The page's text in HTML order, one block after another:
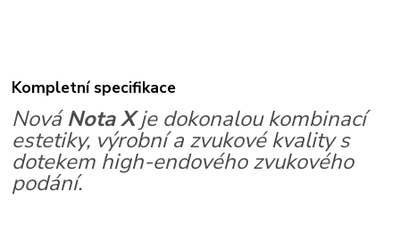
Kompletní specifikace
NováNota Xje dokonalou kombinací
estetiky, výrobní a zvukové kvality s
dotekem high-endového zvukového
podání.